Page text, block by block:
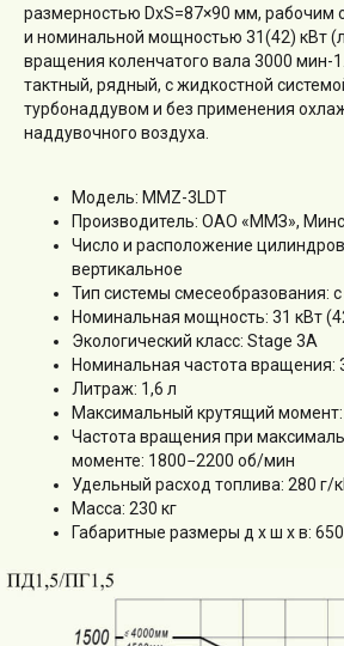
размерностью DxS=87×90 мм, рабочим
и номинальной мощностью 31(42) кВт
вращения коленчатого вала 3000 мин-
тактный, рядный, с жидкостной
турбонаддувом и без применения
наддувочного воздуха.
Модель: MMZ-3LDT
Производитель: ОАО «ММЗ»,
Число и расположение
вертикальное
Тип системы смесеобразования:
Номинальная мощность: 31 кВт
Экологический класс: Stage 3A
Номинальная частота вращения:
Литраж: 1,6 л
Максимальный крутящий
Частота вращения при
моменте: 1800−2200 об/мин
Удельный расход топлива: 280 г/
Масса: 230 кг
Габаритные размеры д x ш x в:
Аренда
Погрузчики б/у
Новости
Контакты
CEYLIFT
Noblelift
Поломоечные машины
Тракторы и мини-погрузчики
Hangcha
Поиск по сайту
Xilin